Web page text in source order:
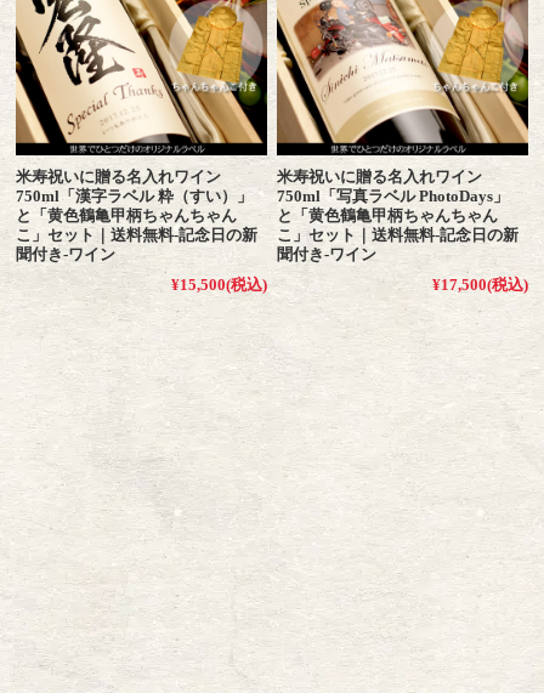
米寿祝いに贈る名入れワイン
750ml「漢字ラベル 粋（すい）」
と「黄色鶴亀甲柄ちゃんちゃん
こ」セット｜送料無料-記念日の新
聞付き-ワイン
¥15,500(税込)
米寿祝いに贈る名入れワイン
750ml「写真ラベル PhotoDays」
と「黄色鶴亀甲柄ちゃんちゃん
こ」セット｜送料無料-記念日の新
聞付き-ワイン
¥17,500(税込)